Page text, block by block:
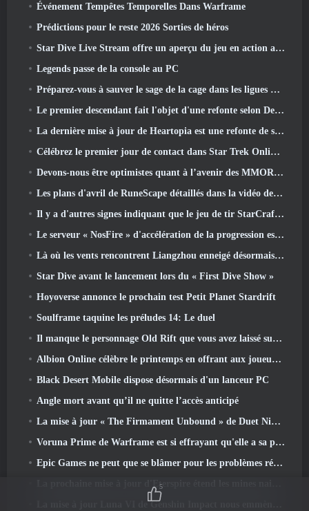
Événement Tempêtes Temporelles Dans Warframe
Prédictions pour le reste 2026 Sorties de héros
Star Dive Live Stream offre un aperçu du jeu en action avant son lancement
Legends passe de la console au PC
Préparez-vous à sauver le sage de la cage dans les ligues VI de Old School RuneScape: Pactes démoniaques
Le premier descendant fait l'objet d'une refonte selon Dev Stream
La dernière mise à jour de Heartopia est une refonte de style Alice au pays des merveilles
Célébrez le premier jour de contact dans Star Trek Online et gagnez une nouvelle version du Nobel Intel Battlecruiser
Devons-nous être optimistes quant à l’avenir des MMORPG?
Les plans d'avril de RuneScape détaillés dans la vidéo des développeurs
Il y a d'autres signes indiquant que le jeu de tir StarCraft en monde ouvert pourrait être une réalité
Le serveur « NosFire » d'accélération de la progression est désormais disponible dans NosTale
Là où les vents rencontrent Liangzhou enneigé désormais disponible avec la sortie de la version 1.5
Star Dive avant le lancement lors du « First Dive Show »
Hoyoverse annonce le prochain test Petit Planet Stardrift
Soulframe taquine les préludes 14: Le duel
Il manque le personnage Old Rift que vous avez laissé sur le serveur Dead? Gamigo a une solution pour ça
Albion Online célèbre le printemps en offrant aux joueurs une jolie monture de lapin
Black Desert Mobile dispose désormais d'un lanceur PC
Angle mort avant qu’il ne quitte l’accès anticipé
La mise à jour « The Firmament Unbound » de Duet Night Abyss conclut l’histoire de Huaxu
Voruna Prime de Warframe est si effrayant qu'elle a sa propre bande-annonce de bande rouge
Epic Games ne peut que se blâmer pour les problèmes récents
La prochaine mise à jour d'Eterspire étend les mines naines et propose une refonte complète des combats contre les boss
La mise à jour Luna VI de Genshin Impact nous emmène à cet endroit dont Mondstadt continue de parler mais que nous n'avons jamais vu
5